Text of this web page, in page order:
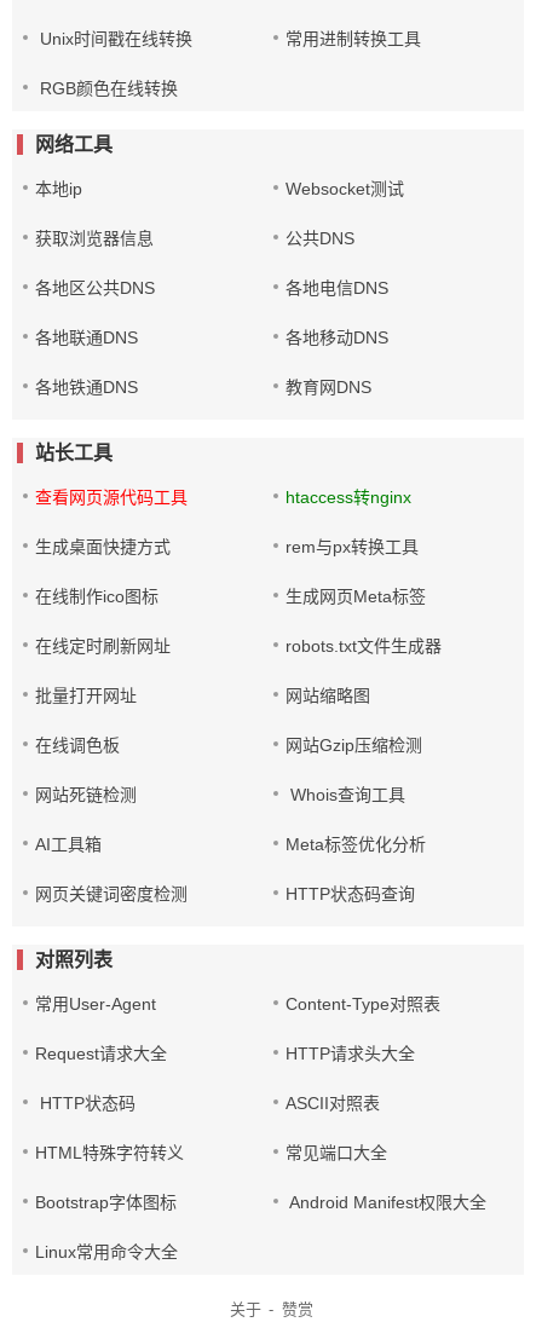
Unix时间戳在线转换 常用进制转换工具
RGB颜色在线转换
网络工具
本地ip Websocket测试
获取浏览器信息 公共DNS
各地区公共DNS 各地电信DNS
各地联通DNS 各地移动DNS
各地铁通DNS 教育网DNS
站长工具
查看网页源代码工具 htaccess转nginx
生成桌面快捷方式 rem与px转换工具
在线制作ico图标 生成网页Meta标签
在线定时刷新网址 robots.txt文件生成器
批量打开网址 网站缩略图
在线调色板 网站Gzip压缩检测
网站死链检测 Whois查询工具
AI工具箱 Meta标签优化分析
网页关键词密度检测 HTTP状态码查询
对照列表
常用User-Agent Content-Type对照表
Request请求大全 HTTP请求头大全
HTTP状态码 ASCII对照表
HTML特殊字符转义 常见端口大全
Bootstrap字体图标 Android Manifest权限大全
Linux常用命令大全
关于 - 赞赏